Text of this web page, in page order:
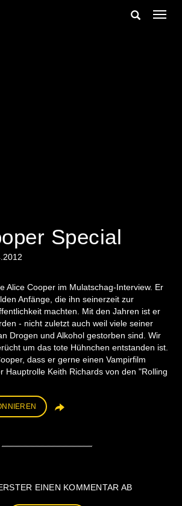
Suche
Special
Alice Cooper im Mulatschag-Interview. Er
Anfänge, die ihn seinerzeit zur
machten. Mit den Jahren ist er
- nicht zuletzt auch weil viele seiner
Drogen und Alkohol gestorben sind. Wir
um das tote Hühnchen entstanden ist.
dass er gerne einen Vampirfilm
Hauptrolle Keith Richards von den "Rolling
EINEN KOMMENTAR AB